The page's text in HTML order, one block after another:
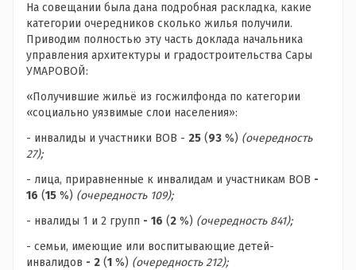
На совещании была дана подробная раскладка, какие
категории очередников сколько жилья получили.
Приводим полностью эту часть доклада начальника
управления архитектуры и градостроительства Сары
УМАРОВОЙ:
«Получившие жильё из госжилфонда по категории
«социально уязвимые слои населения»:
- инвалиды и участники ВОВ - 25 (93 %) (очередность
27);
- лица, приравненные к инвалидам и участникам ВОВ -
16 (15 %) (очередность 109);
- нвалиды 1 и 2 групп - 16 (2 %) (очередность 841);
- семьи, имеющие или воспитывающие детей-
инвалидов - 2 (1 %) (очередность 212);